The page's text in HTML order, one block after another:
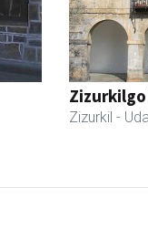
Zizurkilgo
Zizurkil -